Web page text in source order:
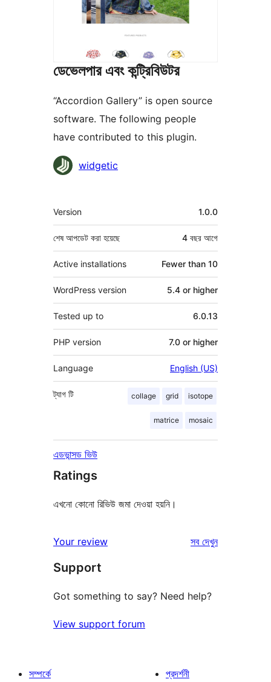
ডেভেলপার এবং কন্ট্রিবিউটর
“Accordion Gallery” is open source
software. The following people
have contributed to this plugin.
কন্ট্রিবিউটরwidgetic
মেটা
Version 1.0.0
শেষ আপডেট করা হয়েছে 4 বছর আগে
Active installations Fewer than 10
WordPress version 5.4 or higher
Tested up to 6.0.13
PHP version 7.0 or higher
Language English (US)
ট্যাগ collage grid isotope
matrice mosaic
টি
এডভান্সড ভিউ
Ratings
এখনো কোনো রিভিউ জমা দেওয়া হয়নি।
Your review সবরিভিউ
দেখুন
Support
Got something to say? Need help?
View support forum
সম্পর্কে
প্রদর্শনী